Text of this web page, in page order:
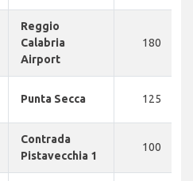
Reggio
Calabria
Airport
180
Punta Secca 125
Contrada
Pistavecchia 1
100